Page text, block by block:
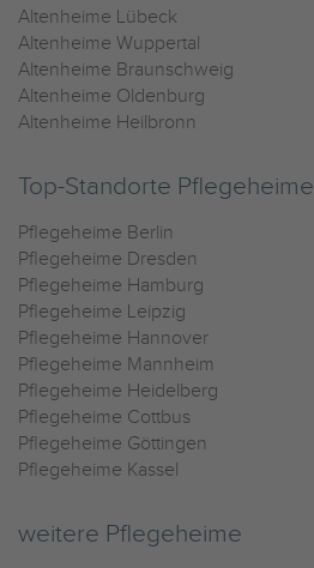
Altenheime Lübeck
Altenheime Wuppertal
Altenheime Braunschweig
Altenheime Oldenburg
Altenheime Heilbronn
Top-Standorte Pflegeheime
Pflegeheime Berlin
Pflegeheime Dresden
Pflegeheime Hamburg
Pflegeheime Leipzig
Pflegeheime Hannover
Pflegeheime Mannheim
Pflegeheime Heidelberg
Pflegeheime Cottbus
Pflegeheime Göttingen
Pflegeheime Kassel
weitere Pflegeheime